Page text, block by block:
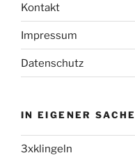
Kontakt
Impressum
Datenschutz
IN EIGENER SACHE
3xklingeln